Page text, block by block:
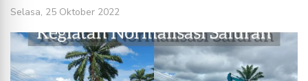
Selasa, 25 Oktober 2022